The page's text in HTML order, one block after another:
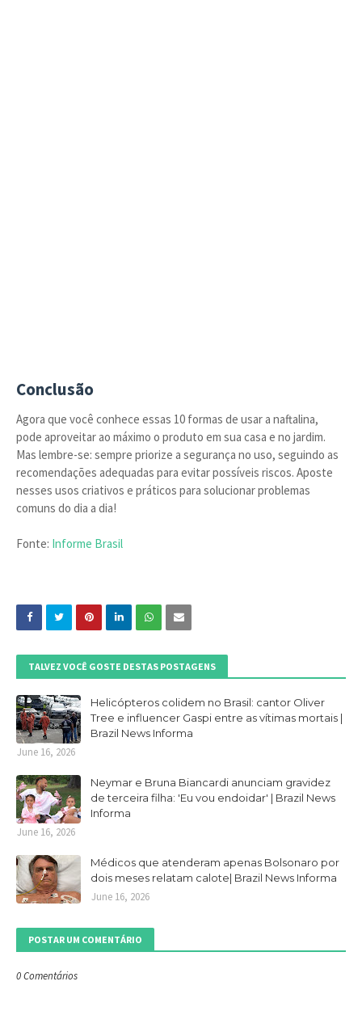
Conclusão
Agora que você conhece essas 10 formas de usar a naftalina,
pode aproveitar ao máximo o produto em sua casa e no jardim.
Mas lembre-se: sempre priorize a segurança no uso, seguindo as
recomendações adequadas para evitar possíveis riscos. Aposte
nesses usos criativos e práticos para solucionar problemas
comuns do dia a dia!
Fonte: Informe Brasil
TALVEZ VOCÊ GOSTE DESTAS POSTAGENS
Helicópteros colidem no Brasil: cantor Oliver
Tree e influencer Gaspi entre as vítimas mortais |
Brazil News Informa
June 16, 2026
Neymar e Bruna Biancardi anunciam gravidez
de terceira filha: 'Eu vou endoidar' | Brazil News
Informa
June 16, 2026
Médicos que atenderam apenas Bolsonaro por
dois meses relatam calote| Brazil News Informa
June 16, 2026
POSTAR UM COMENTÁRIO
0 Comentários